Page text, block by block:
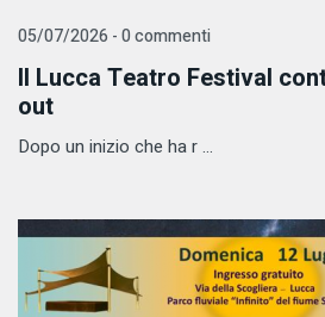
05/07/2026 - 0 commenti
Il Lucca Teatro Festival
out
​Dopo un inizio che ha r ...